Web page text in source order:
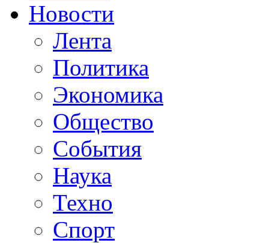
Новости
Лента
Политика
Экономика
Общество
События
Наука
Техно
Спорт